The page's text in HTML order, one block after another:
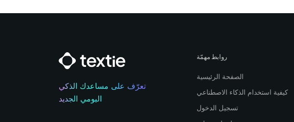
تعرّف على مساعدك الذكي
اليومي الجديد
روابط مهمّة
الصفحة الرئيسية
كيفية استخدام الذكاء الاصطناعي
تسجيل الدخول